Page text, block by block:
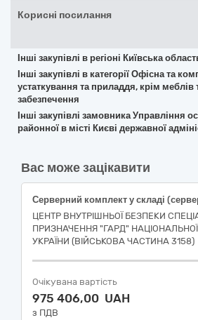
Корисні посилання
Інші закупівлі в регіоні Київська
Інші закупівлі в категорії Офісна та
устаткування та приладдя, крім меблів
забезпечення
Інші закупівлі замовника Управління
районної в місті Києві державної
Вас може зацікавити
ЦЕНТР ВНУТРІШНЬОЇ БЕЗПЕКИ
ПРИЗНАЧЕННЯ "ГАРД" НАЦІОНАЛЬНОЇ
УКРАЇНИ (ВІЙСЬКОВА ЧАСТИНА 3158)
Очікувана вартість
975 406,00 UAH
з ПДВ